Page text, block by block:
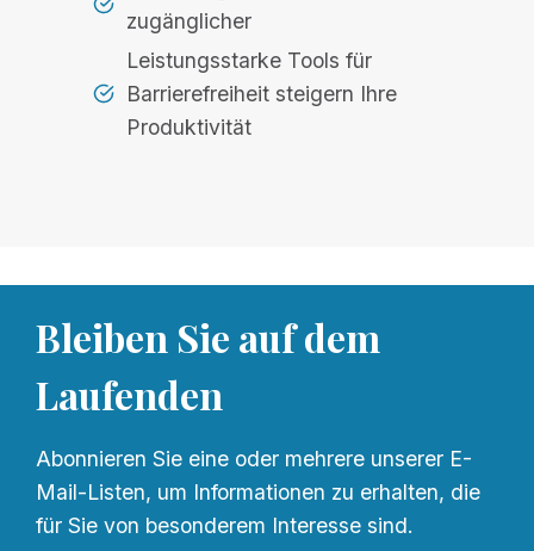
zugänglicher
Leistungsstarke Tools für
Barrierefreiheit steigern Ihre
Produktivität
Bleiben Sie auf dem
Laufenden
Abonnieren Sie eine oder mehrere unserer E-
Mail-Listen, um Informationen zu erhalten, die
für Sie von besonderem Interesse sind.